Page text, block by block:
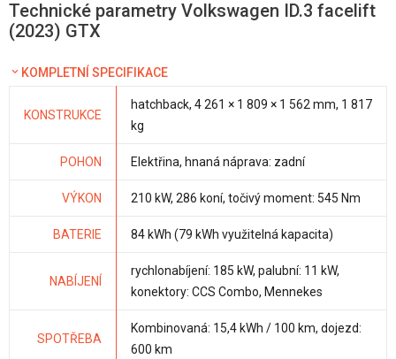
Technické parametry Volkswagen ID.3 facelift
(2023) GTX
KOMPLETNÍ SPECIFIKACE
KONSTRUKCE
hatchback, 4 261 × 1 809 × 1 562 mm, 1 817
kg
POHON Elektřina, hnaná náprava: zadní
VÝKON 210 kW, 286 koní, točivý moment: 545 Nm
BATERIE 84 kWh (79 kWh využitelná kapacita)
NABÍJENÍ
rychlonabíjení: 185 kW, palubní: 11 kW,
konektory: CCS Combo, Mennekes
SPOTŘEBA
Kombinovaná: 15,4 kWh / 100 km, dojezd:
600 km